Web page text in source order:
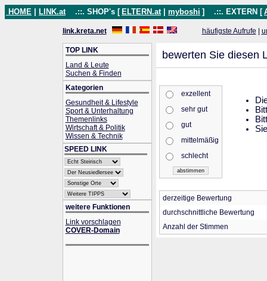
HOME LINK.at .::. SHOP's [ ELTERN.at myboshi ] .::. EXTERN [
link.kreta.net häufigste Aufrufe
TOP LINK
Land & Leute
Suchen & Finden
Kategorien
Gesundheit & Lifestyle
Sport & Unterhaltung
Themenlinks
Wirtschaft & Politik
Wissen & Technik
SPEED LINK
weitere Funktionen
Link vorschlagen
COVER-Domain
bewerten Sie diesen
exzellent
sehr gut
gut
mittelmäßig
schlecht
derzeitige Bewertung
durchschnittliche Bewertung
Anzahl der Stimmen